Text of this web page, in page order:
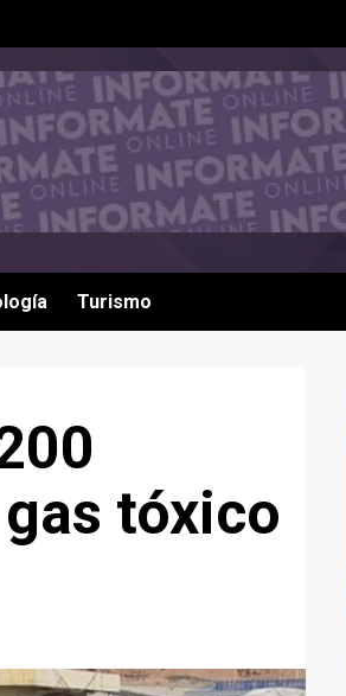
Turismo
tóxico